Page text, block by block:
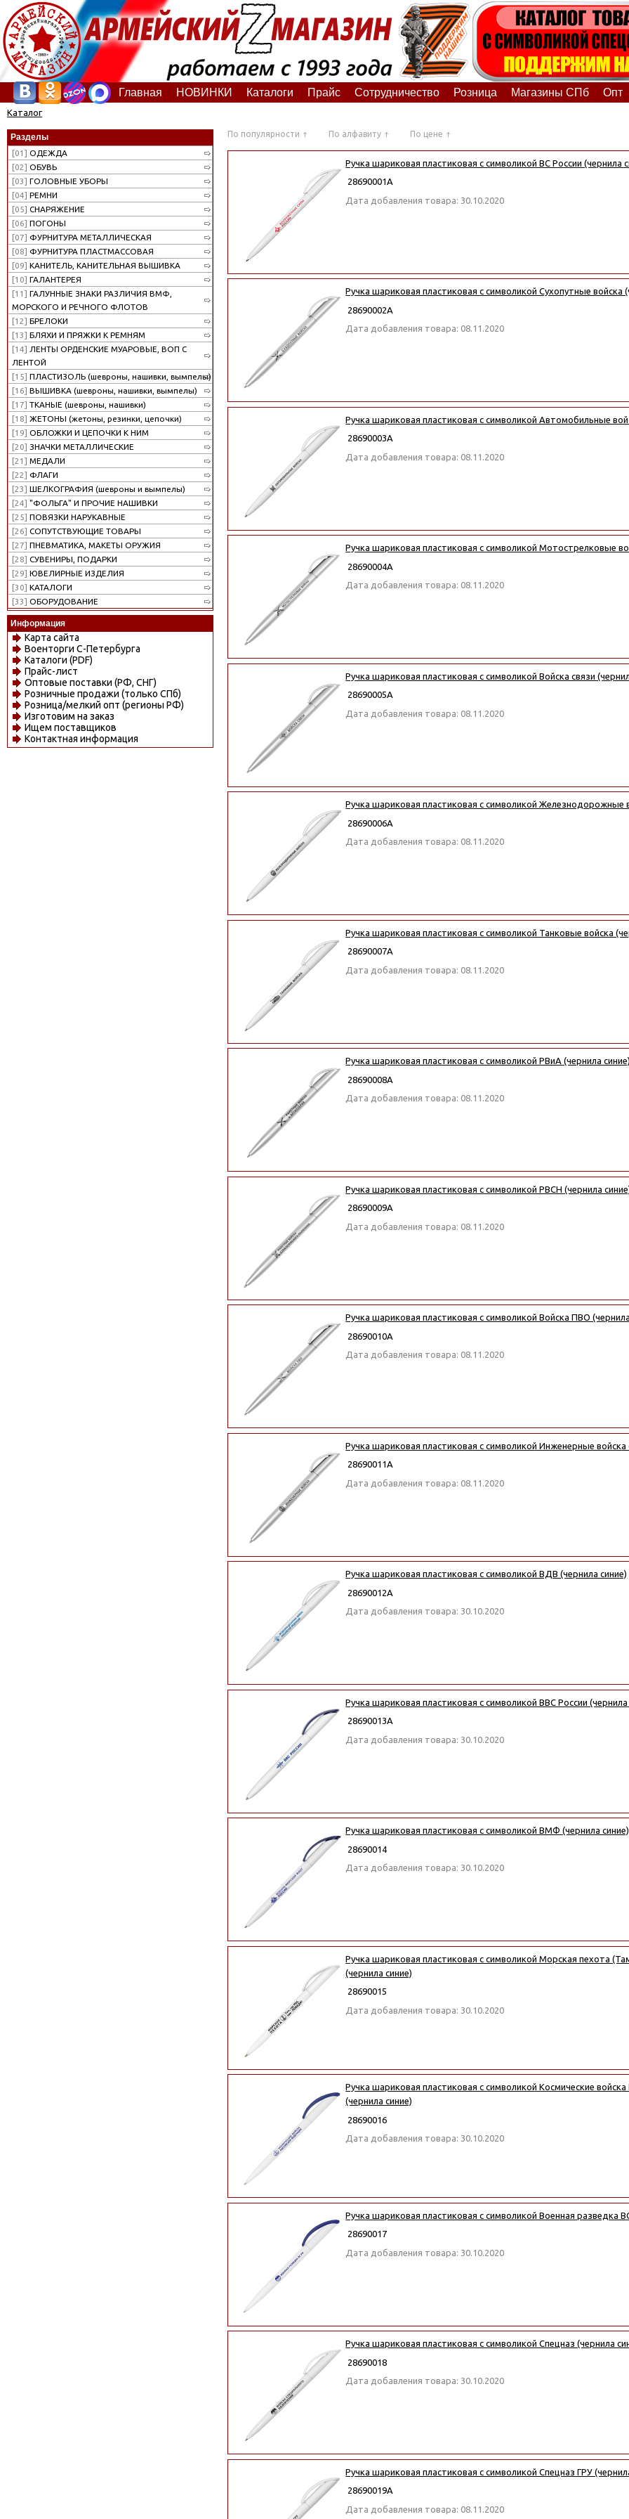
Главная НОВИНКИ Каталоги Прайс Сотрудничество Розница Магазины СПб Опт
Каталог
Разделы
[01] ОДЕЖДА
[02] ОБУВЬ
[03] ГОЛОВНЫЕ УБОРЫ
[04] РЕМНИ
[05] СНАРЯЖЕНИЕ
[06] ПОГОНЫ
[07] ФУРНИТУРА МЕТАЛЛИЧЕСКАЯ
[08] ФУРНИТУРА ПЛАСТМАССОВАЯ
[09] КАНИТЕЛЬ, КАНИТЕЛЬНАЯ ВЫШИВКА
[10] ГАЛАНТЕРЕЯ
[11] ГАЛУННЫЕ ЗНАКИ РАЗЛИЧИЯ ВМФ,
МОРСКОГО И РЕЧНОГО ФЛОТОВ
[12] БРЕЛОКИ
[13] БЛЯХИ И ПРЯЖКИ К РЕМНЯМ
[14] ЛЕНТЫ ОРДЕНСКИЕ МУАРОВЫЕ, ВОП С
ЛЕНТОЙ
[15] ПЛАСТИЗОЛЬ (шевроны, нашивки, вымпелы)
[16] ВЫШИВКА (шевроны, нашивки, вымпелы)
[17] ТКАНЫЕ (шевроны, нашивки)
[18] ЖЕТОНЫ (жетоны, резинки, цепочки)
[19] ОБЛОЖКИ И ЦЕПОЧКИ К НИМ
[20] ЗНАЧКИ МЕТАЛЛИЧЕСКИЕ
[21] МЕДАЛИ
[22] ФЛАГИ
[23] ШЕЛКОГРАФИЯ (шевроны и вымпелы)
[24] "ФОЛЬГА" И ПРОЧИЕ НАШИВКИ
[25] ПОВЯЗКИ НАРУКАВНЫЕ
[26] СОПУТСТВУЮЩИЕ ТОВАРЫ
[27] ПНЕВМАТИКА, МАКЕТЫ ОРУЖИЯ
[28] СУВЕНИРЫ, ПОДАРКИ
[29] ЮВЕЛИРНЫЕ ИЗДЕЛИЯ
[30] КАТАЛОГИ
[33] ОБОРУДОВАНИЕ
Информация
Карта сайта
Военторги С-Петербурга
Каталоги (PDF)
Прайс-лист
Оптовые поставки (РФ, СНГ)
Розничные продажи (только СПб)
Розница/мелкий опт (регионы РФ)
Изготовим на заказ
Ищем поставщиков
Контактная информация
По популярности По алфавиту По цене
Ручка шариковая пластиковая с символикой ВС России (чернила
28690001А
Дата добавления товара: 30.10.2020
Ручка шариковая пластиковая с символикой Сухопутные войска
28690002А
Дата добавления товара: 08.11.2020
Ручка шариковая пластиковая с символикой Автомобильные
28690003А
Дата добавления товара: 08.11.2020
Ручка шариковая пластиковая с символикой Мотострелковые
28690004А
Дата добавления товара: 08.11.2020
Ручка шариковая пластиковая с символикой Войска связи
28690005А
Дата добавления товара: 08.11.2020
Ручка шариковая пластиковая с символикой Железнодорожные
28690006А
Дата добавления товара: 08.11.2020
Ручка шариковая пластиковая с символикой Танковые войска
28690007А
Дата добавления товара: 08.11.2020
Ручка шариковая пластиковая с символикой РВиА (чернила
28690008А
Дата добавления товара: 08.11.2020
Ручка шариковая пластиковая с символикой РВСН (чернила
28690009А
Дата добавления товара: 08.11.2020
Ручка шариковая пластиковая с символикой Войска ПВО
28690010А
Дата добавления товара: 08.11.2020
Ручка шариковая пластиковая с символикой Инженерные войска
28690011А
Дата добавления товара: 08.11.2020
Ручка шариковая пластиковая с символикой ВДВ (чернила синие)
28690012А
Дата добавления товара: 30.10.2020
Ручка шариковая пластиковая с символикой ВВС России (чернила
28690013А
Дата добавления товара: 30.10.2020
Ручка шариковая пластиковая с символикой ВМФ (чернила синие)
28690014
Дата добавления товара: 30.10.2020
Ручка шариковая пластиковая с символикой Морская пехота
(чернила синие)
28690015
Дата добавления товара: 30.10.2020
Ручка шариковая пластиковая с символикой Космические
(чернила синие)
28690016
Дата добавления товара: 30.10.2020
Ручка шариковая пластиковая с символикой Военная разведка
28690017
Дата добавления товара: 30.10.2020
Ручка шариковая пластиковая с символикой Спецназ (чернила
28690018
Дата добавления товара: 30.10.2020
Ручка шариковая пластиковая с символикой Спецназ ГРУ
28690019А
Дата добавления товара: 08.11.2020